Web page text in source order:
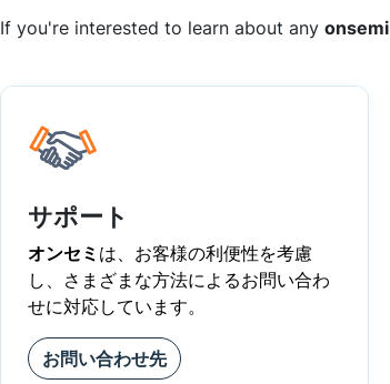
If you're interested to learn about any onsemi
サポート
オンセミ は、お客様の利便性を考慮
し、さまざまな方法によるお問い合わ
せに対応しています。
お問い合わせ先